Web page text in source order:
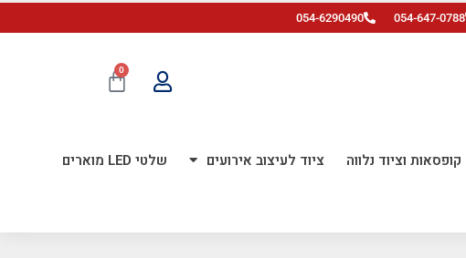
054-647-0788
054-6290490
0
קופסאות וציוד נלווה ציוד לעיצוב אירועים שלטי LED מוארים